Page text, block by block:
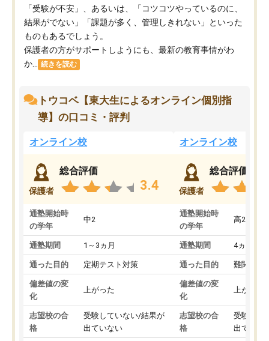
「受験が不安」、あるいは、「コツコツやっているのに、
結果がでない」「課題が多く、管理しきれない」といった
ものもあるでしょう。
保護者の方がサポートしようにも、最新の教育事情がわ
か...
続きを読む
トウコベ【東大生によるオンライン個別指
導】の口コミ・評判
オンライン校
保護者
総合評価
3.4
通塾開始時
の学年
中2
通塾期間 1～3ヵ月
通った目的 定期テスト対策
偏差値の変
化
上がった
志望校の合
格
受験していない/結果が
出ていない
オンライン校
保護者
総合評価
通塾開始時
の学年
高2
通塾期間 4ヵ月～1
通った目的 難関私立
偏差値の変
化
上がった
志望校の合
格
受験して
出ていな